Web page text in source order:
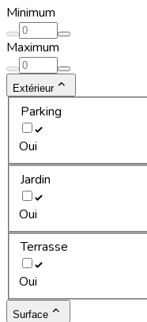
Minimum
Maximum
Extérieur
Parking
Oui
Jardin
Oui
Terrasse
Oui
Surface